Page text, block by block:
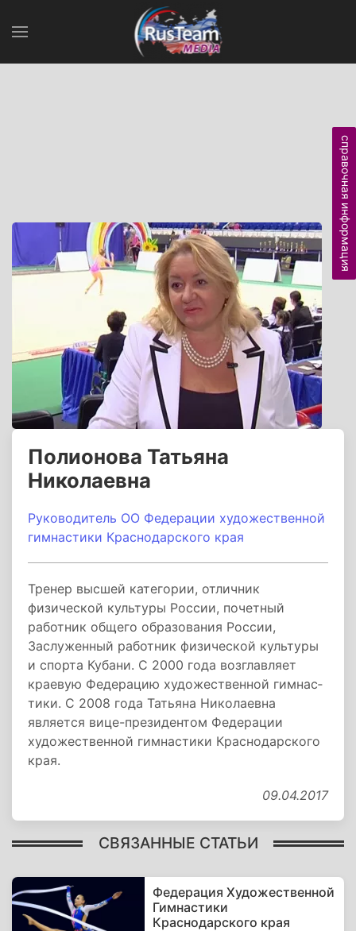
Полионова Татьяна
Николаевна
Руководитель ОО Федерации художественной
гимнастики Краснодарского края
Тренер высшей категории, отличник
физической культуры России, почетный
работник общего образования России,
Заслуженный работник физической культуры
и спорта Кубани. С 2000 года возглавляет
краевую Федерацию художественной гимнас­
тики. С 2008 года Татьяна Николаевна
является вице-президентом Федерации
художественной гимнастики Крас­нодарского
края.
09.04.2017
СВЯЗАННЫЕ СТАТЬИ
Федерация Художественной
Гимнастики
Краснодарского края
справочная информация